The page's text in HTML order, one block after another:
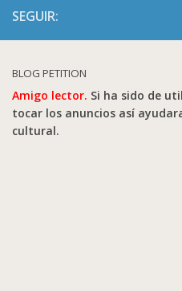
SEGUIR:
BLOG PETITION
Amigo lector. Si ha sido de
tocar los anuncios así
cultural.